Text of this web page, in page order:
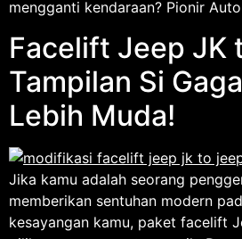
mengganti kendaraan? Pionir
Facelift Jeep JK
Tampilan Si
Lebih Muda!
Jika kamu adalah seorang
memberikan sentuhan modern
kesayangan kamu, paket facelift